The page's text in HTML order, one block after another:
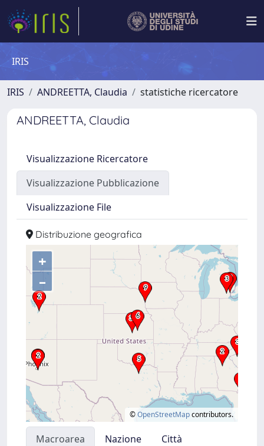
IRIS
IRIS ANDREETTA, Claudia statistiche ricercatore
ANDREETTA, Claudia
Visualizzazione Ricercatore
Visualizzazione Pubblicazione
Visualizzazione File
Distribuzione geografica
+
–
©OpenStreetMapcontributors.
Macroarea Nazione
Città